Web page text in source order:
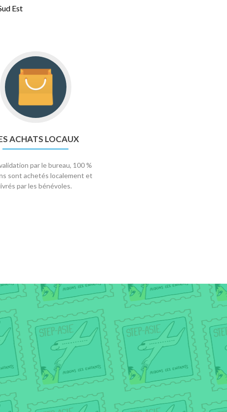
Est
ACHATS LOCAUX
par le bureau, 100 %
sont achetés localement et
par les bénévoles.